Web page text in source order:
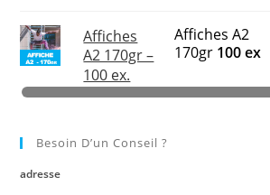
Affiches
A2 170gr –
100 ex.
Affiches A2
170gr 100 ex
Besoin D’un Conseil ?
adresse